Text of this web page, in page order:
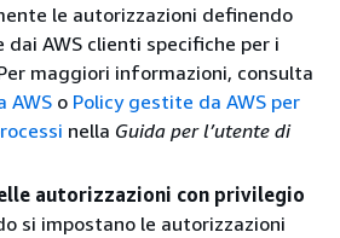
le autorizzazioni definendo
AWS clienti specifiche per i
maggiori informazioni, consulta
AWS o Policy gestite da AWS per
nella Guida per l’utente di
autorizzazioni con privilegio
si impostano le autorizzazioni